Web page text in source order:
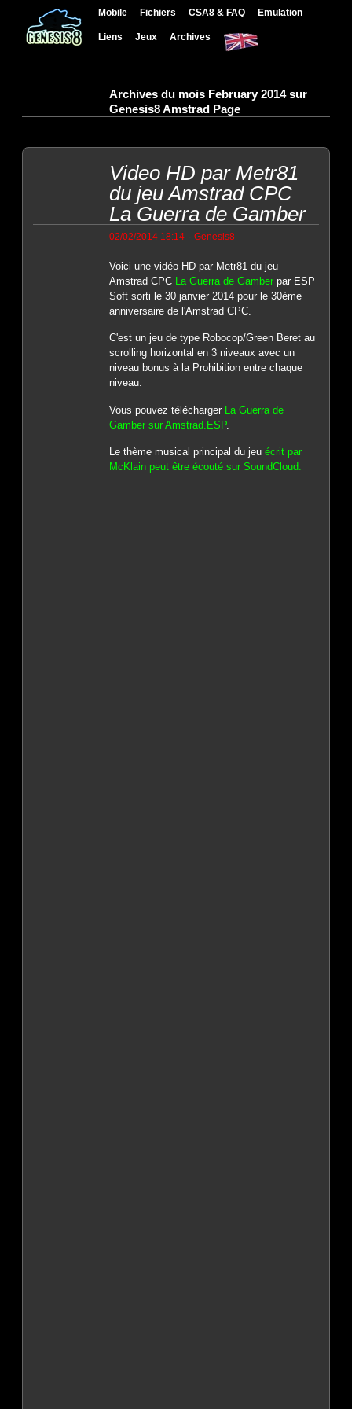
Mobile Fichiers CSA8 & FAQ Emulation
Liens Jeux Archives
Archives du mois February 2014 sur
Genesis8 Amstrad Page
Video HD par Metr81
du jeu Amstrad CPC
La Guerra de Gamber
02/02/2014 18:14- Genesis8
Voici une vidéo HD par Metr81 du jeu
Amstrad CPC
La Guerra de Gamberpar ESP
Soft sorti le 30 janvier 2014 pour le 30ème
anniversaire de l'Amstrad CPC.
C'est un jeu de type Robocop/Green Beret au
scrolling horizontal en 3 niveaux avec un
niveau bonus à la Prohibition entre chaque
niveau.
Vous pouvez télécharger
La Guerra de
Gamber sur Amstrad.ESP.
Le thème musical principal du jeu écrit par
McKlain peut être écouté sur SoundCloud.